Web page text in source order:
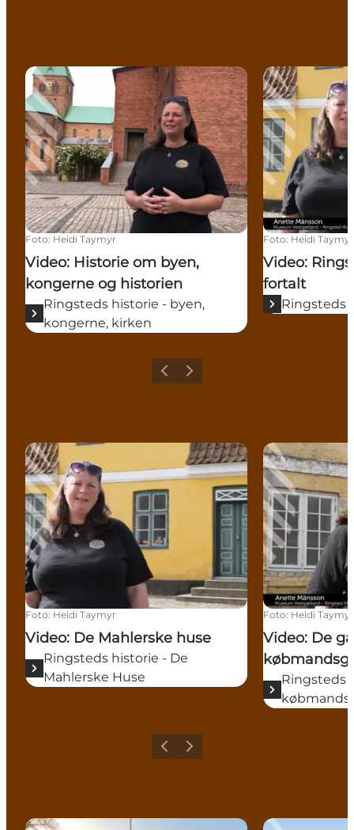
Video: Historie om byen, kongerne og historien
Foto: Heidi Taymyr
Video: Historie om byen,
kongerne og historien
Ringsteds historie - byen,
kongerne, kirken
Video:
Foto: Heidi Taymyr
Video:
fortalt
Ringsteds
ForrigeNæste
Video: De Mahlerske huse
Foto: Heidi Taymyr
Video: De Mahlerske huse
Ringsteds historie - De
Mahlerske Huse
Video: De
Foto: Heidi Taymyr
Video: De
Ringsteds
ForrigeNæste
De Mahlerske Huse Hagbards Høj